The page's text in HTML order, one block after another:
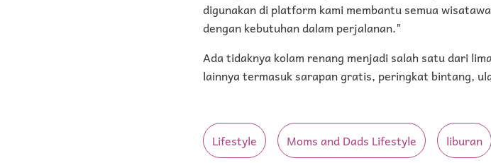
digunakan di platform kami membantu semua
dengan kebutuhan dalam perjalanan."
Ada tidaknya kolam renang menjadi salah satu dari
lainnya termasuk sarapan gratis, peringkat bintang,
Lifestyle Moms and Dads Lifestyle liburan